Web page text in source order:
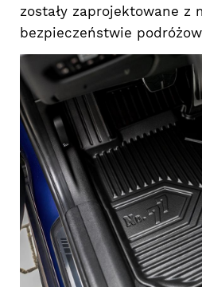
zostały zaprojektowane z
bezpieczeństwie